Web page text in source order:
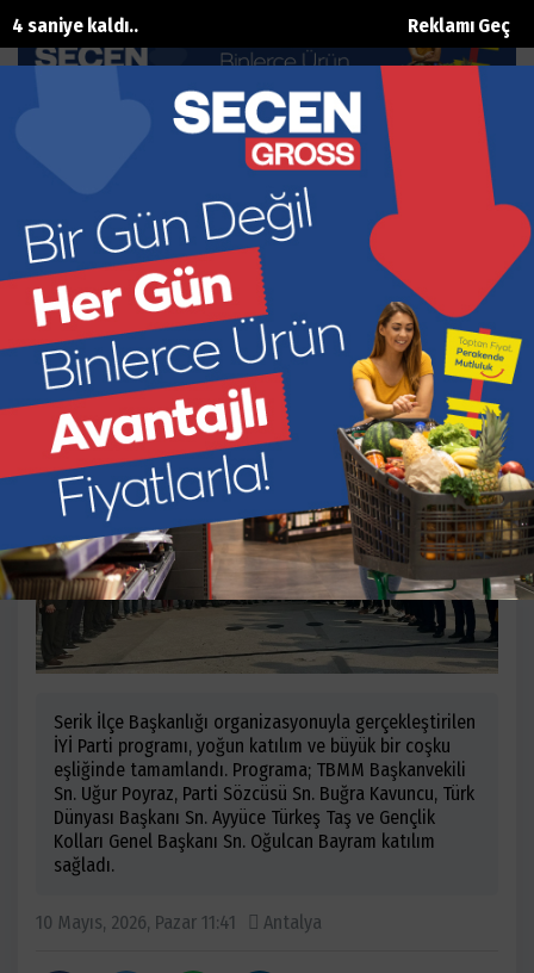
Reklamı Geç
3 saniye kaldı..
İYİ Parti’de 100 yeni üyeye rozet
takıldı
Ana Sayfa Siyaset
Serik İlçe Başkanlığı organizasyonuyla gerçekleştirilen
İYİ Parti programı, yoğun katılım ve büyük bir coşku
eşliğinde tamamlandı. Programa; TBMM Başkanvekili
Sn. Uğur Poyraz, Parti Sözcüsü Sn. Buğra Kavuncu, Türk
Dünyası Başkanı Sn. Ayyüce Türkeş Taş ve Gençlik
Kolları Genel Başkanı Sn. Oğulcan Bayram katılım
sağladı.
10 Mayıs, 2026, Pazar 11:41 Antalya